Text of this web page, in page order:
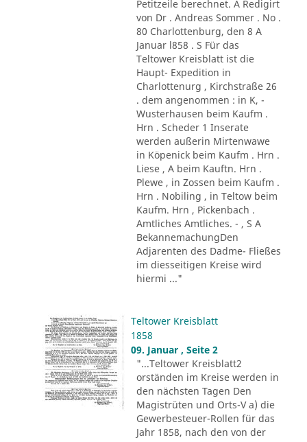
Petitzeile berechnet. A Redigirt
von Dr . Andreas Sommer . No .
80 Charlottenburg, den 8 A
Januar l858 . S Für das
Teltower Kreisblatt ist die
Haupt- Expedition in
Charlottenurg , Kirchstraße 26
. dem angenommen : in K, -
Wusterhausen beim Kaufm .
Hrn . Scheder 1 Inserate
werden außerin Mirtenwawe
in Köpenick beim Kaufm . Hrn .
Liese , A beim Kauftn. Hrn .
Plewe , in Zossen beim Kaufm .
Hrn . Nobiling , in Teltow beim
Kaufm. Hrn , Pickenbach .
Amtliches Amtliches. - , S A
BekannemachungDen
Adjarenten des Dadme- Fließes
im diesseitigen Kreise wird
hiermi ..."
Teltower Kreisblatt
1858
09. Januar , Seite 2
"...Teltower Kreisblatt2
orständen im Kreise werden in
den nächsten Tagen Den
Magistrüten und Orts-V a) die
Gewerbesteuer-Rollen für das
Jahr 1858, nach den von der